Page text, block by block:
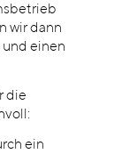
wir dann
einen
die
ein